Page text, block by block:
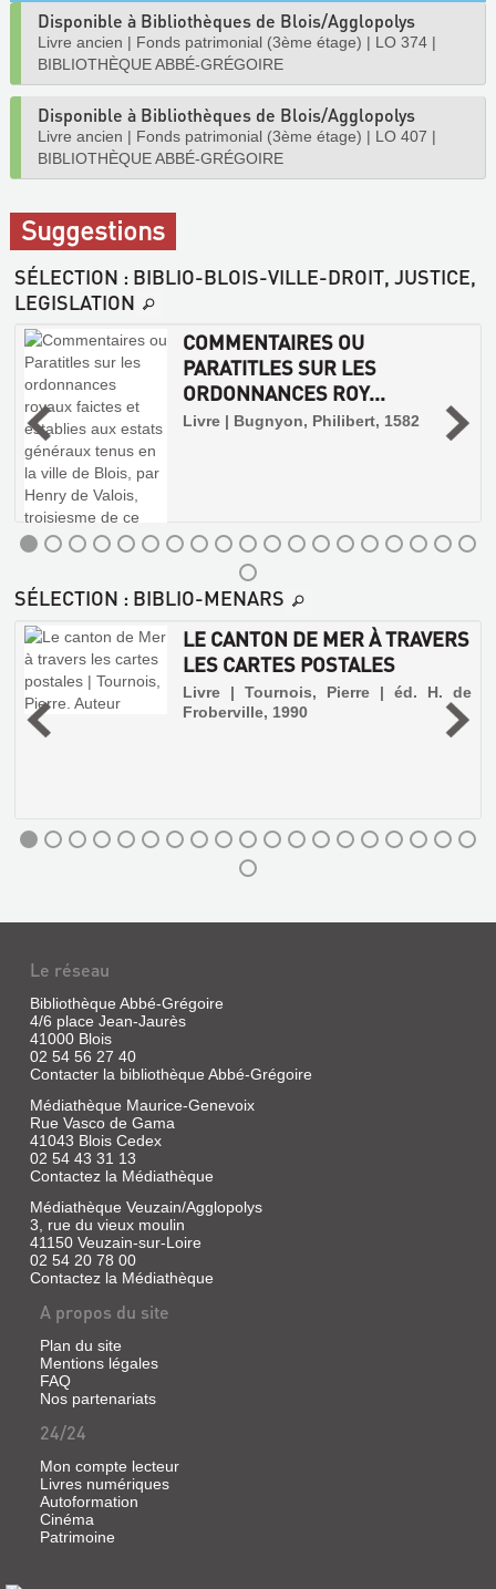
Disponible à Bibliothèques de Blois/Agglopolys
Livre ancien | Fonds patrimonial (3ème étage) | LO 374 |
BIBLIOTHÈQUE ABBÉ-GRÉGOIRE
Disponible à Bibliothèques de Blois/Agglopolys
Livre ancien | Fonds patrimonial (3ème étage) | LO 407 |
BIBLIOTHÈQUE ABBÉ-GRÉGOIRE
Suggestions
SÉLECTION : BIBLIO-BLOIS-VILLE-DROIT, JUSTICE,
LEGISLATION
COMMENTAIRES OU
PARATITLES SUR LES
ORDONNANCES ROY...
Livre | Bugnyon, Philibert, 1582
SÉLECTION : BIBLIO-MENARS
LE CANTON DE MER À TRAVERS
LES CARTES POSTALES
Livre | Tournois, Pierre | éd. H. de
Froberville, 1990
LE
CANTON
DE
MER
À
TRAVERS
LES
CARTES
POSTALES
Livre
Tournois,
H.
de
Froberville,
1990
Le réseau
Bibliothèque Abbé-Grégoire
4/6 place Jean-Jaurès
41000 Blois
02 54 56 27 40
Contacter la bibliothèque Abbé-Grégoire
Médiathèque Maurice-Genevoix
Rue Vasco de Gama
41043 Blois Cedex
02 54 43 31 13
Contactez la Médiathèque
Médiathèque Veuzain/Agglopolys
3, rue du vieux moulin
41150 Veuzain-sur-Loire
02 54 20 78 00
Contactez la Médiathèque
A propos du site
Plan du site
Mentions légales
FAQ
Nos partenariats
24/24
Mon compte lecteur
Livres numériques
Autoformation
Cinéma
Patrimoine